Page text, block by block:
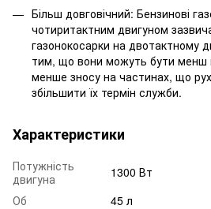
Більш довговічний: Бензинові
чотиритактним двигуном
газонокосарки на двотактному
тим, що вони можуть бути менш
менше зносу на частинах, що
збільшити їх термін служби.
Характеристики
Потужність
двигуна
1300 Вт
Об
45 л